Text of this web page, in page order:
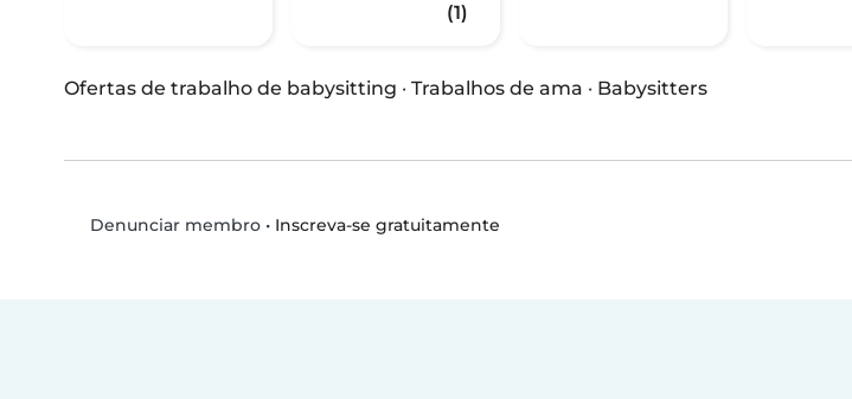
(1)
Ofertas de trabalho de babysitting · Trabalhos de ama · Babysitters
Denunciar membro• Inscreva-se gratuitamente